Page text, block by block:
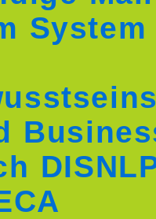
System